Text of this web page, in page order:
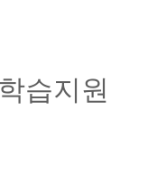
습지원